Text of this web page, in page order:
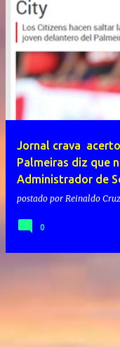
Jornal crava
Palmeiras diz que
Administrador de
postado por Reinaldo Cruz
0